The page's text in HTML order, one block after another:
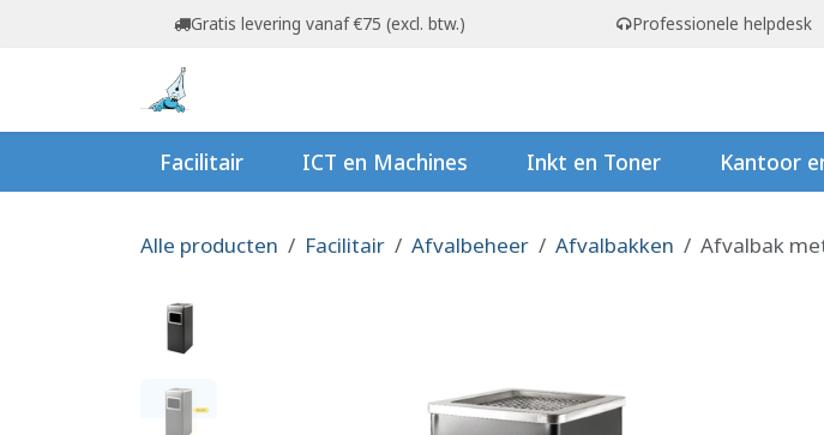
Overslaan naar inhoudGratis levering vanaf €75 (excl. btw.) Professionele helpdesk
Facilitair ICT en Machines Inkt en Toner Kantoor
Alle producten Facilitair Afvalbeheer Afvalbakken Afvalbak